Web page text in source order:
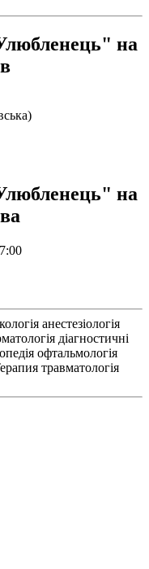
на
на
анестезіологія
діагностичні
офтальмологія
травматологія